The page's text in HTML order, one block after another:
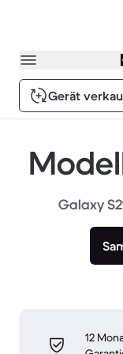
Gerät
Galaxy
12